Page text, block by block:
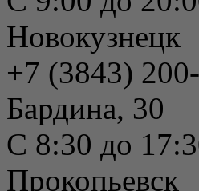
Новокузнецк
+7 (3843)
Бардина, 30
С 8:30 до
Прокопьевск